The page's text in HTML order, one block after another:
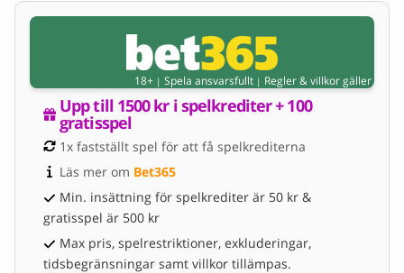
18+ | Spela ansvarsfullt | Regler & villkor gäller
Upp till 1500 kr i spelkrediter + 100
gratisspel
1x fastställt spel för att få spelkrediterna
Läs mer om Bet365
Min. insättning för spelkrediter är 50 kr &
gratisspel är 500 kr
Max pris, spelrestriktioner, exkluderingar,
tidsbegränsningar samt villkor tillämpas.